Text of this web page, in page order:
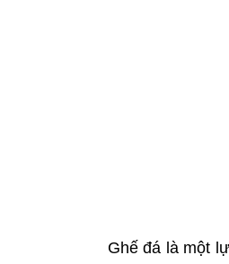
Ghế đá là một